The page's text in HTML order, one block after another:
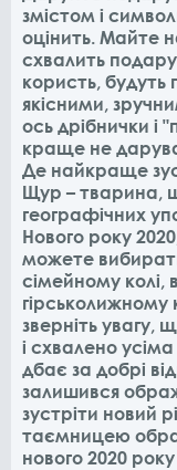
змістом і
оцінить. Майте
схвалить
користь,
якісними,
ось дрібнички і
краще не
Де найкраще
Щур – тварина,
географічних
Нового року
можете
сімейному колі,
гірськолижному
зверніть увагу,
і схвалено
дбає за добрі
залишився
зустріти новий
таємницею
нового 2020